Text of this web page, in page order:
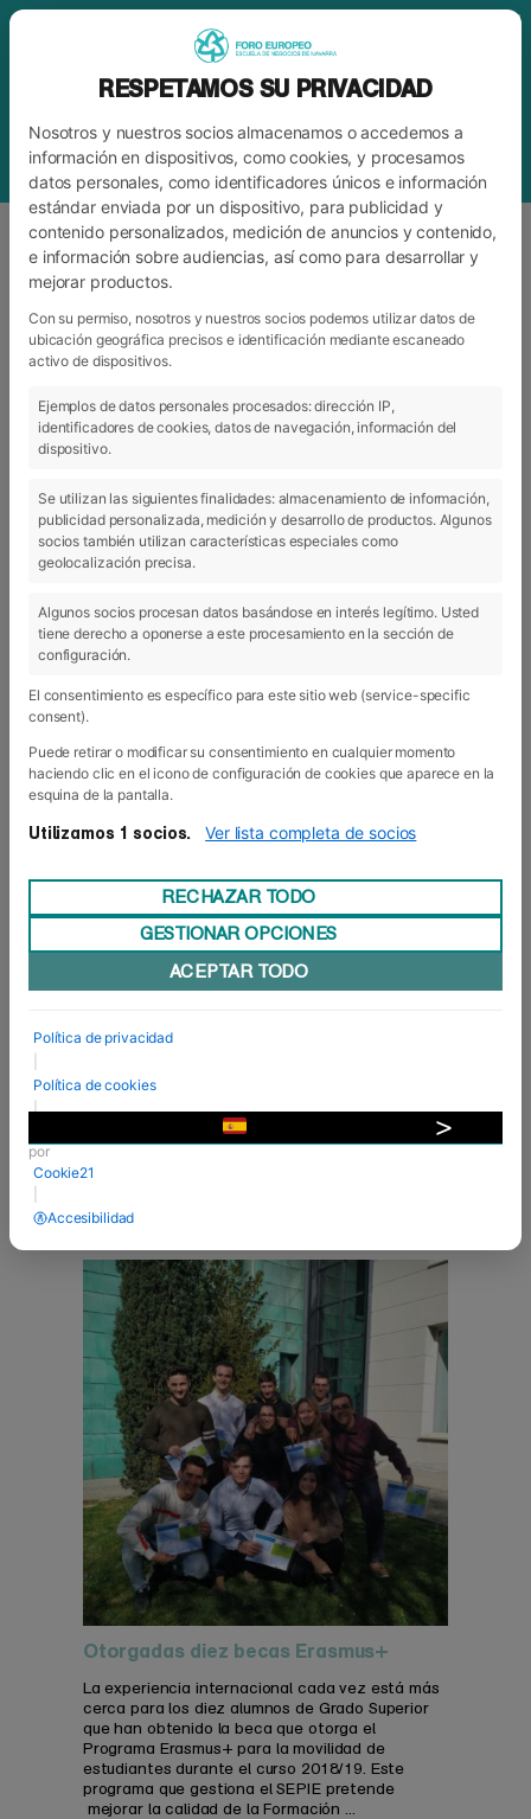
ETIQUETAAPRENDIZAJE
23 Dic 2019
Abierta la convocatoria para
Erasmus+ 2019/20
programa ERASMUS+ para el curso 2020/2021
Superior de las familias profesionales de la
Administración y la Gestión y el Comercio y el
Marketing. El objetivo es ofrecer la oportunidad
Otorgadas diez becas Erasmus+
La experiencia internacional cada vez está más
cerca para los diez alumnos de Grado Superior
que han obtenido la beca que otorga el
Programa Erasmus+ para la movilidad de
estudiantes durante el curso 2018/19. Este
programa que gestiona el SEPIE pretende
mejorar la calidad de la Formación ...
RESPETAMOS SU PRIVACIDAD
Nosotros y nuestros socios almacenamos o accedemos a
información en dispositivos, como cookies, y procesamos
datos personales, como identificadores únicos e información
estándar enviada por un dispositivo, para publicidad y
contenido personalizados, medición de anuncios y contenido,
e información sobre audiencias, así como para desarrollar y
mejorar productos.
Con su permiso, nosotros y nuestros socios podemos utilizar datos de
ubicación geográfica precisos e identificación mediante escaneado
activo de dispositivos.
Ejemplos de datos personales procesados: dirección IP,
identificadores de cookies, datos de navegación, información del
dispositivo.
Se utilizan las siguientes finalidades: almacenamiento de información,
publicidad personalizada, medición y desarrollo de productos. Algunos
socios también utilizan características especiales como
geolocalización precisa.
Algunos socios procesan datos basándose en interés legítimo. Usted
tiene derecho a oponerse a este procesamiento en la sección de
configuración.
El consentimiento es específico para este sitio web (service-specific
consent).
Puede retirar o modificar su consentimiento en cualquier momento
haciendo clic en el icono de configuración de cookies que aparece en la
esquina de la pantalla.
Utilizamos 1 socios. Ver lista completa de socios
RECHAZAR TODO
GESTIONAR OPCIONES
ACEPTAR TODO
Política de privacidad
Política de cookies
|
por
Cookie21
Accesibilidad